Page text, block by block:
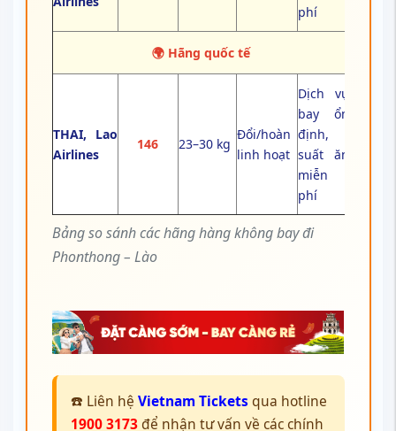
Bảng so sánh các hãng hàng không bay đi
Phonthong – Lào
phí
🌍 Hãng quốc tế
THAI, Lao
Airlines
146 23–30 kg
Đổi/hoàn
linh hoạt
Dịch vụ
bay ổn
định,
suất ăn
miễn
phí
☎️ Liên hệ Vietnam Tickets qua hotline
1900 3173để nhận tư vấn về các chính